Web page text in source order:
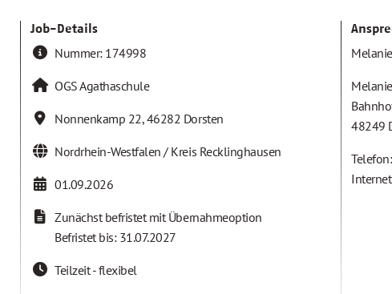
Job-Details
Nummer: 174998
OGS Agathaschule
Nonnenkamp 22,46282 Dorsten
Nordrhein-Westfalen / Kreis Recklinghausen
01.09.2026
Zunächst befristet mit Übernahmeoption
Befristet bis: 31.07.2027
Teilzeit - flexibel
48249